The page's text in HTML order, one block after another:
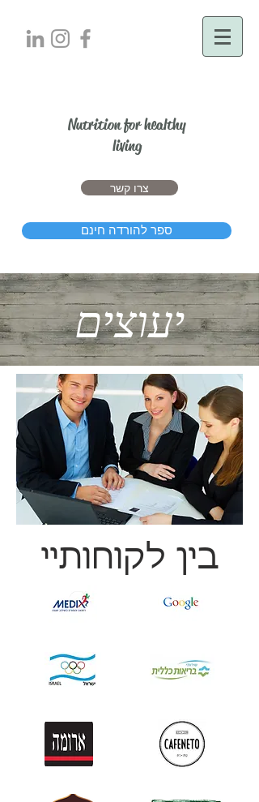
Nutrition for healthy
living
צרו קשר
ספר להורדה חינם
יעוצים
בין לקוחותיי